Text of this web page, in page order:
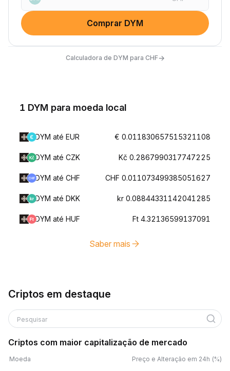
Comprar DYM
Calculadora de DYM para CHF→
1 DYM para moeda local
DYM até EUR € 0.011830657515321108
DYM até CZK Kč 0.2867990317747225
DYM até CHF CHF 0.011073499385051627
DYM até DKK kr 0.08844331142041285
DYM até HUF Ft 4.32136599137091
Saber mais
Criptos em destaque
Pesquisar
Criptos com maior capitalização de mercado
Moeda Preço e Alteração em 24h (%)